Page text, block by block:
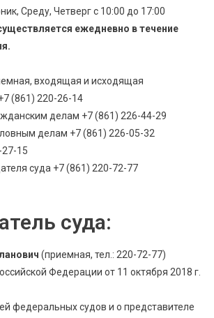
Среду, Четверг с 10:00 до 17:00
ежедневно в течение
входящая и исходящая
(861) 220-26-14
делам +7 (861) 226-44-29
делам +7 (861) 226-05-32
15
суда +7 (861) 220-72-77
суда:
(приемная, тел.: 220-72-77)
Федерации от 11 октября 2018 г.
федеральных судов и о представителе